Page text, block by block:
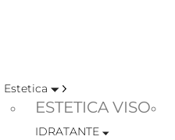
Estetica
ESTETICA VISO
IDRATANTE